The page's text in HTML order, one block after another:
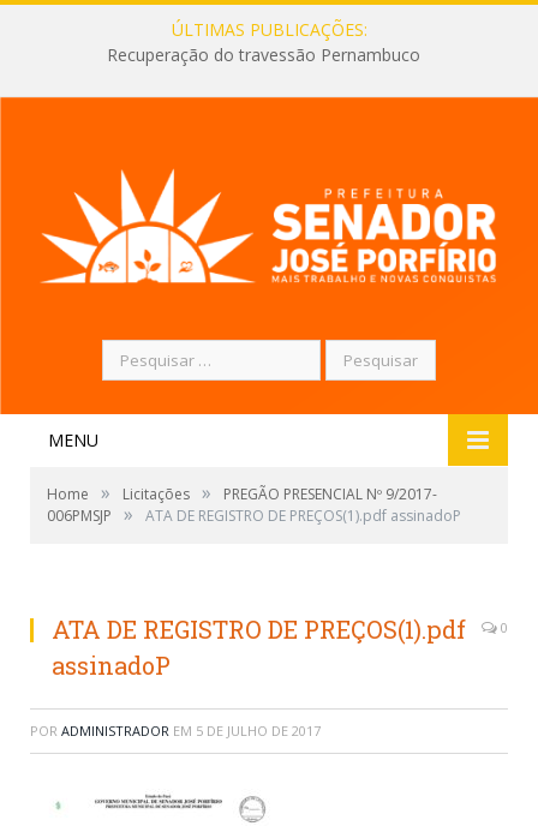
ÚLTIMAS PUBLICAÇÕES:
Recuperação do travessão Pernambuco
Pesquisar
por:
MENU
Home » Licitações »
PREGÃO PRESENCIAL Nº 9/2017-
006PMSJP
» ATA DE REGISTRO DE PREÇOS(1).pdf assinadoP
ATA DE REGISTRO DE PREÇOS(1).pdf
assinadoP
0
POR ADMINISTRADOR EM 5 DE JULHO DE 2017